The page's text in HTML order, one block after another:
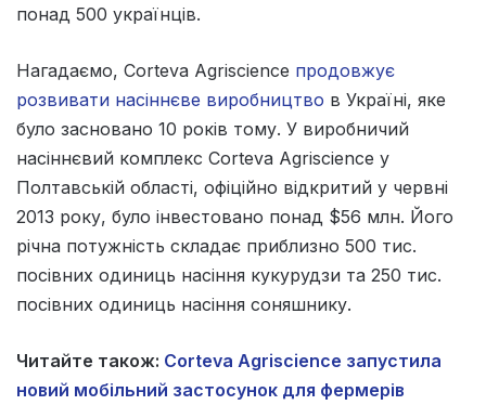
понад 500 українців.
Нагадаємо, Corteva Agriscience продовжує
розвивати насіннєве виробництво в Україні, яке
було засновано 10 років тому. У виробничий
насіннєвий комплекс Corteva Agriscience у
Полтавській області, офіційно відкритий у червні
2013 року, було інвестовано понад $56 млн. Його
річна потужність складає приблизно 500 тис.
посівних одиниць насіння кукурудзи та 250 тис.
посівних одиниць насіння соняшнику.
Читайте також: Corteva Agriscience запустила
новий мобільний застосунок для фермерів